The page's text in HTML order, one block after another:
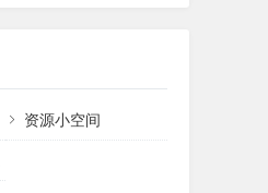
资源小空间